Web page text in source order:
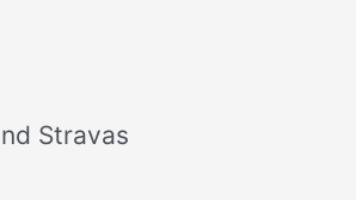
Stravas